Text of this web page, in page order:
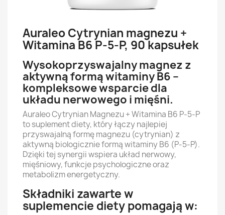
Auraleo Cytrynian magnezu +
Witamina B6 P-5-P, 90 kapsułek
Wysokoprzyswajalny magnez z
aktywną formą witaminy B6 –
kompleksowe wsparcie dla
układu nerwowego i mięśni.
Auraleo Cytrynian Magnezu + Witamina B6 P-5-P
to suplement diety, który łączy najlepiej
przyswajalną formę magnezu (cytrynian) z
aktywną biologicznie formą witaminy B6 (P-5-P).
Dzięki tej synergii wspiera układ nerwowy,
mięśniowy, funkcje psychologiczne oraz
metabolizm energetyczny.
Składniki zawarte w
suplemencie diety pomagają w: